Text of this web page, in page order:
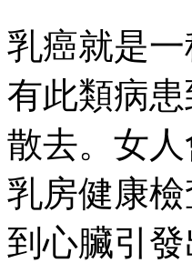
乳癌就是
有此類病
散去。女
乳房健康
到心臟引發